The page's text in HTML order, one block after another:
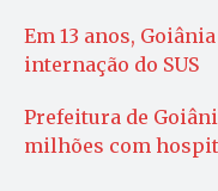
Em 13 anos,
internação do SUS
Prefeitura de
milhões com